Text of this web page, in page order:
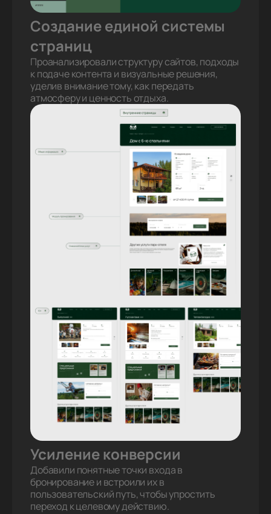
Создание единой системы
страниц
Проанализировали структуру сайтов, подходы
к подаче контента и визуальные решения,
уделив внимание тому, как передать
атмосферу и ценность отдыха.
Усиление конверсии
Добавили понятные точки входа в
бронирование и встроили их в
пользовательский путь, чтобы упростить
переход к целевому действию.